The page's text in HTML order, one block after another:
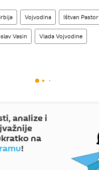
Vojvodina Ištvan Pastor
Vasin Vlada Vojvodine
analize i
na
!